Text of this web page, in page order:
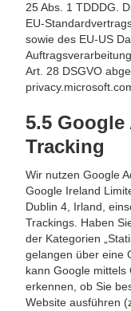
25 Abs. 1 TDDDG.
EU-
sowie des EU-US
Art. 28 DSGVO
5.5
Tracking
Wir nutzen Google
Google Ireland
Dublin 4, Irland,
Trackings. Haben
der Kategorien
gelangen über eine
kann Google mittels
erkennen, ob Sie
Website ausführen